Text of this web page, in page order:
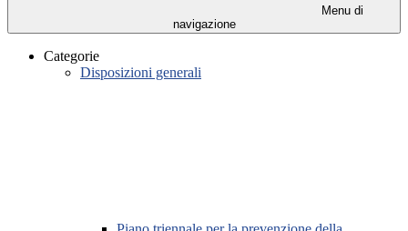
Menu di
navigazione
Categorie
Disposizioni generali